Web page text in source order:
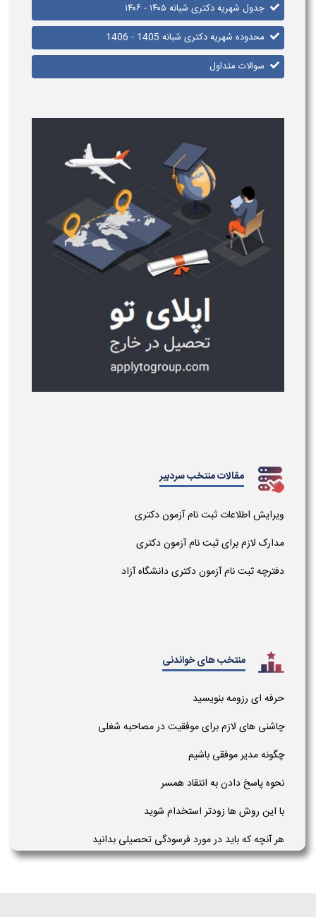
جدول شهریه دکتری شبانه ۱۴۰۵ - ۱۴۰۶
محدوده شهریه دکتری شبانه 1405 - 1406
سوالات متداول
مقالات منتخب سردبیر
اطلاعات ثبت نام آزمون دکتری
لازم برای ثبت نام آزمون دکتری
ثبت نام آزمون دکتری دانشگاه آزاد
منتخب های خواندنی
ای رزومه بنویسید
های لازم برای موفقیت در مصاحبه شغلی
مدیر موفقی باشیم
پاسخ دادن به انتقاد همسر
این روش ها زودتر استخدام شوید
آنچه که باید در مورد فرسودگی تحصیلی بدانید